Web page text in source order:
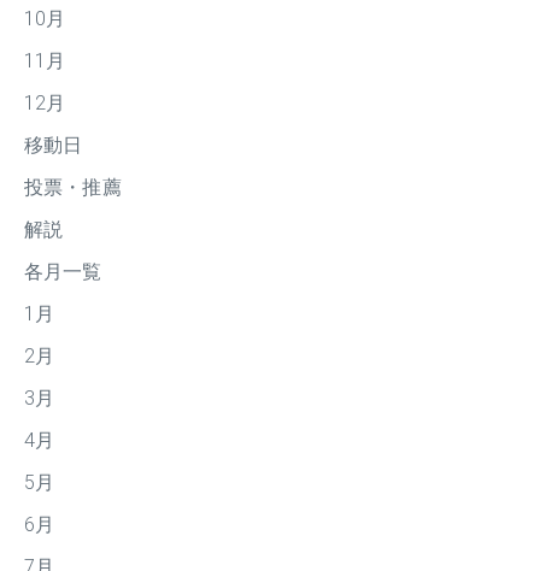
10月
11月
12月
移動日
投票・推薦
解説
各月一覧
1月
2月
3月
4月
5月
6月